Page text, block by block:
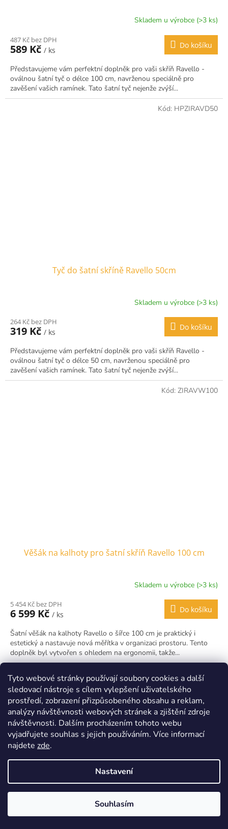
Tyto webové stránky používají soubory cookies a další
sledovací nástroje s cílem vylepšení uživatelského
prostředí, zobrazení přizpůsobeného obsahu a reklam,
analýzy návštěvnosti webových stránek a zjištění zdroje
návštěvnosti. Dalším procházením tohoto webu
vyjadřujete souhlas s jejich používáním. Více informací
najdete zde.
Nastavení
Souhlasím
Skladem u výrobce (>3 ks)
487 Kč bez DPH
589 Kč / ks
Do košíku
Představujeme vám perfektní doplněk pro vaši skříň Ravello -
oválnou šatní tyč o délce 100 cm, navrženou speciálně pro
zavěšení vašich ramínek. Tato šatní tyč nejenže zvýší...
Tyč do šatní skříně Ravello 50cm
Skladem u výrobce (>3 ks)
264 Kč bez DPH
319 Kč / ks
Do košíku
Představujeme vám perfektní doplněk pro vaši skříň Ravello -
oválnou šatní tyč o délce 50 cm, navrženou speciálně pro
zavěšení vašich ramínek. Tato šatní tyč nejenže zvýší...
Kód: HPZIRAVD50
Věšák na kalhoty pro šatní skříň Ravello 100 cm
Skladem u výrobce (>3 ks)
5 454 Kč bez DPH
6 599 Kč / ks
Do košíku
Šatní věšák na kalhoty Ravello o šířce 100 cm je praktický i
estetický a nastavuje nová měřítka v organizaci prostoru. Tento
doplněk byl vytvořen s ohledem na ergonomii, takže...
Kód: ZIRAVW100
Kód: ZIRAVW50